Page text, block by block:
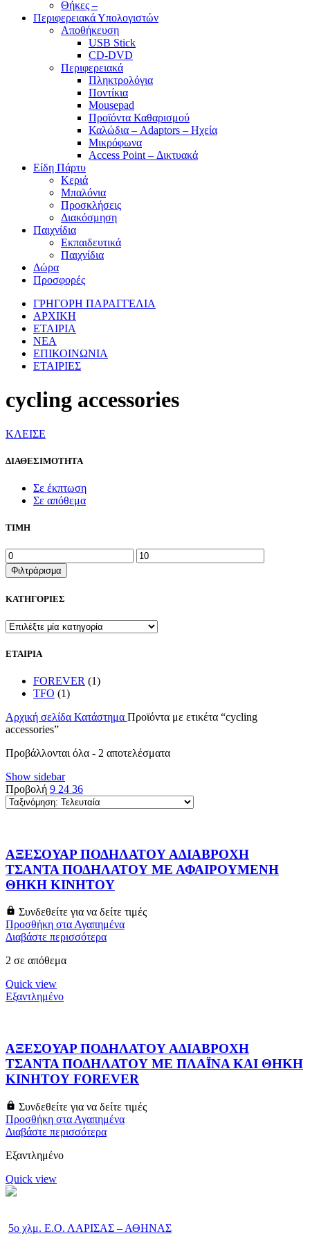
Θήκες –
Περιφερειακά Υπολογιστών
Αποθήκευση
USB Stick
CD-DVD
Περιφερειακά
Πληκτρολόγια
Ποντίκια
Mousepad
Προϊόντα Καθαρισμού
Καλώδια – Adaptors – Ηχεία
Μικρόφωνα
Access Point – Δικτυακά
Είδη Πάρτυ
Κεριά
Μπαλόνια
Προσκλήσεις
Διακόσμηση
Παιχνίδια
Εκπαιδευτικά
Παιχνίδια
Δώρα
Προσφορές
ΓΡΗΓΟΡΗ ΠΑΡΑΓΓΕΛΙΑ
ΑΡΧΙΚΗ
ΕΤΑΙΡΙΑ
ΝΕΑ
ΕΠΙΚΟΙΝΩΝΙΑ
ΕΤΑΙΡΙΕΣ
cycling accessories
ΚΛΕΙΣΕ
ΔΙΑΘΕΣΙΜΟΤΗΤΑ
Σε έκπτωση
Σε απόθεμα
ΤΙΜΗ
Ελάχιστη
τιμή
Μέγιστη
τιμή
Φιλτράρισμα
ΚΑΤΗΓΟΡΙΕΣ
ΕΤΑΙΡΙΑ
FOREVER (1)
TFO (1)
Αρχική σελίδα Κατάστημα Προϊόντα με ετικέτα “cycling
accessories”
Προβάλλονται όλα - 2 αποτελέσματαSorted
Show sidebar
Προβολή 9 24 36
ΑΞΕΣΟΥΑΡ ΠΟΔΗΛΑΤΟΥ ΑΔΙΑΒΡΟΧΗ
ΤΣΑΝΤΑ ΠΟΔΗΛΑΤΟΥ ΜΕ ΑΦΑΙΡΟΥΜΕΝΗ
ΘΗΚΗ ΚΙΝΗΤΟΥ
Συνδεθείτε για να δείτε τιμές
Προσθήκη στα Αγαπημένα
Διαβάστε περισσότερα
2 σε απόθεμα
Quick view
Εξαντλημένο
ΑΞΕΣΟΥΑΡ ΠΟΔΗΛΑΤΟΥ ΑΔΙΑΒΡΟΧΗ
ΤΣΑΝΤΑ ΠΟΔΗΛΑΤΟΥ ΜΕ ΠΛΑΪΝΑ ΚΑΙ ΘΗΚΗ
ΚΙΝΗΤΟΥ FOREVER
Συνδεθείτε για να δείτε τιμές
Προσθήκη στα Αγαπημένα
Διαβάστε περισσότερα
Εξαντλημένο
Quick view
5ο χλμ. Ε.Ο. ΛΑΡΙΣΑΣ – ΑΘΗΝΑΣ